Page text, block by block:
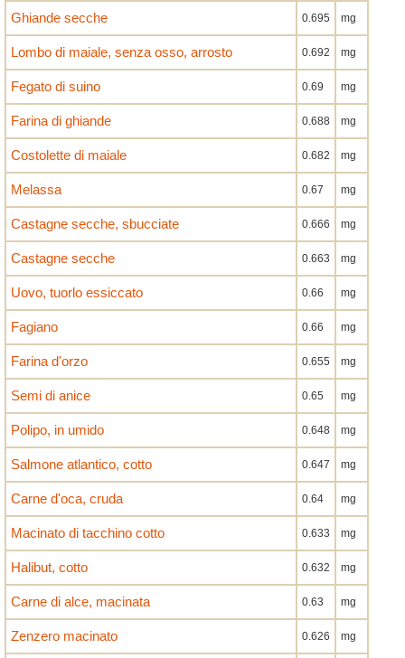
Ghiande secche 0.695 mg
Lombo di maiale, senza osso, arrosto 0.692 mg
Fegato di suino 0.69 mg
Farina di ghiande 0.688 mg
Costolette di maiale 0.682 mg
Melassa 0.67 mg
Castagne secche, sbucciate 0.666 mg
Castagne secche 0.663 mg
Uovo, tuorlo essiccato 0.66 mg
Fagiano 0.66 mg
Farina d'orzo 0.655 mg
Semi di anice 0.65 mg
Polipo, in umido 0.648 mg
Salmone atlantico, cotto 0.647 mg
Carne d'oca, cruda 0.64 mg
Macinato di tacchino cotto 0.633 mg
Halibut, cotto 0.632 mg
Carne di alce, macinata 0.63 mg
Zenzero macinato 0.626 mg